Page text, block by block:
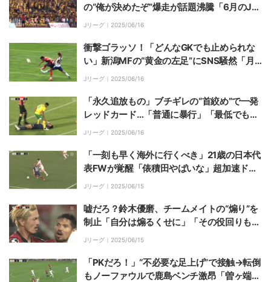
の“俺が決めたぞ”爆走が話題沸騰「6月のJ2
ベストゴール確定」「狂い具合が最高」「誰
ビー劇的弾
Jリーグ｜ 2025/06/16
衝撃ゴラッソ！「どんなGKでも止められな
い」新潟MFの“黄金の左足”にSNS騒然「月
間ベストゴールおめでとうダニーロ（確
Jリーグ｜ 2025/06/16
「永久追放もの」ブチギレの“首絞め”で一発
レッドカード…「普通に暴行」「最低でも5
試合以上の出場停止か？」千葉MFの愚行に
Jリーグ｜ 2025/06/16
「一刻も早く海外に行くべき」21歳の日本代
表FWが覚醒「俵積田やばいな」超加速ドリ
ブルで単騎突破→相手ゴール強襲の瞬間
Jリーグ｜ 2025/06/15
嘘だろ？鈴木優磨、チームメイトの“煽り”を
制止「自分は煽るくせに」「その役回りもで
きるの？」紳士的振る舞いがSNSで話題「マ
Jリーグ｜ 2025/06/15
「PKだろ！」“不必要な足上げ”で接触→転倒
もノーファウルで鹿島ベンチ激昂「曽ヶ端が